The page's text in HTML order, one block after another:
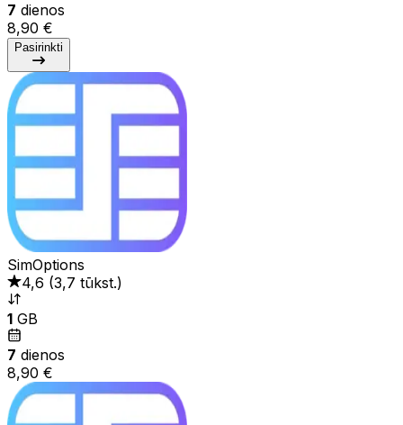
7 dienos
8,90 €
Pasirinkti
SimOptions
4,6 (3,7 tūkst.)
1 GB
7 dienos
8,90 €